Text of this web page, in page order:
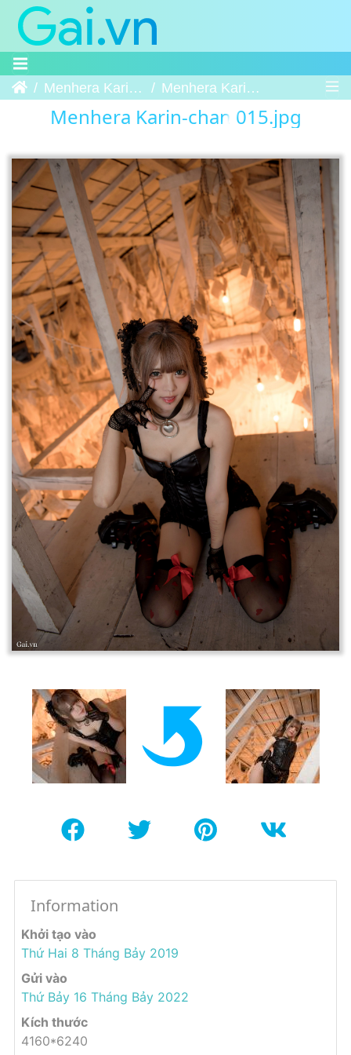
Trang chủMenhera Karin-chan Menhera Karin-chan 015
Menhera Karin-chan 015.jpg
Information
Khởi tạo vào
Thứ Hai 8 Tháng Bảy 2019
Gửi vào
Thứ Bảy 16 Tháng Bảy 2022
Kích thước
4160*6240